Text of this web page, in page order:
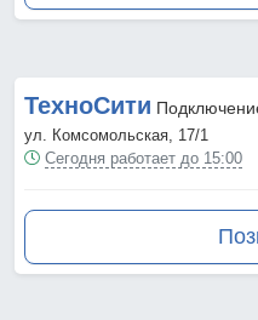
ТехноСити
ул. Комсомольская, 17/1
Сегодня работает до 15:00